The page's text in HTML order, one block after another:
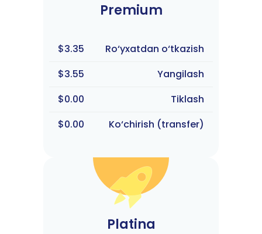
Premium
$3.35
Ro‘yxatdan o‘tkazish
$3.55
Yangilash
$0.00
Tiklash
$0.00
Ko‘chirish (transfer)
Platina